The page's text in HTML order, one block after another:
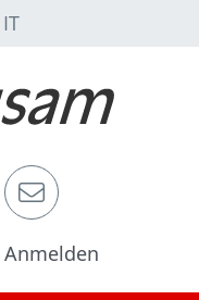
IT
Anmelden